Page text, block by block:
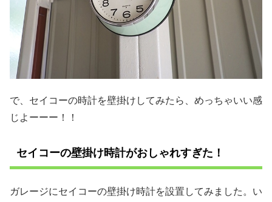
で、セイコーの時計を壁掛けしてみたら、めっちゃいい感
じよーーー！！
セイコーの壁掛け時計がおしゃれすぎた！
ガレージにセイコーの壁掛け時計を設置してみました。い